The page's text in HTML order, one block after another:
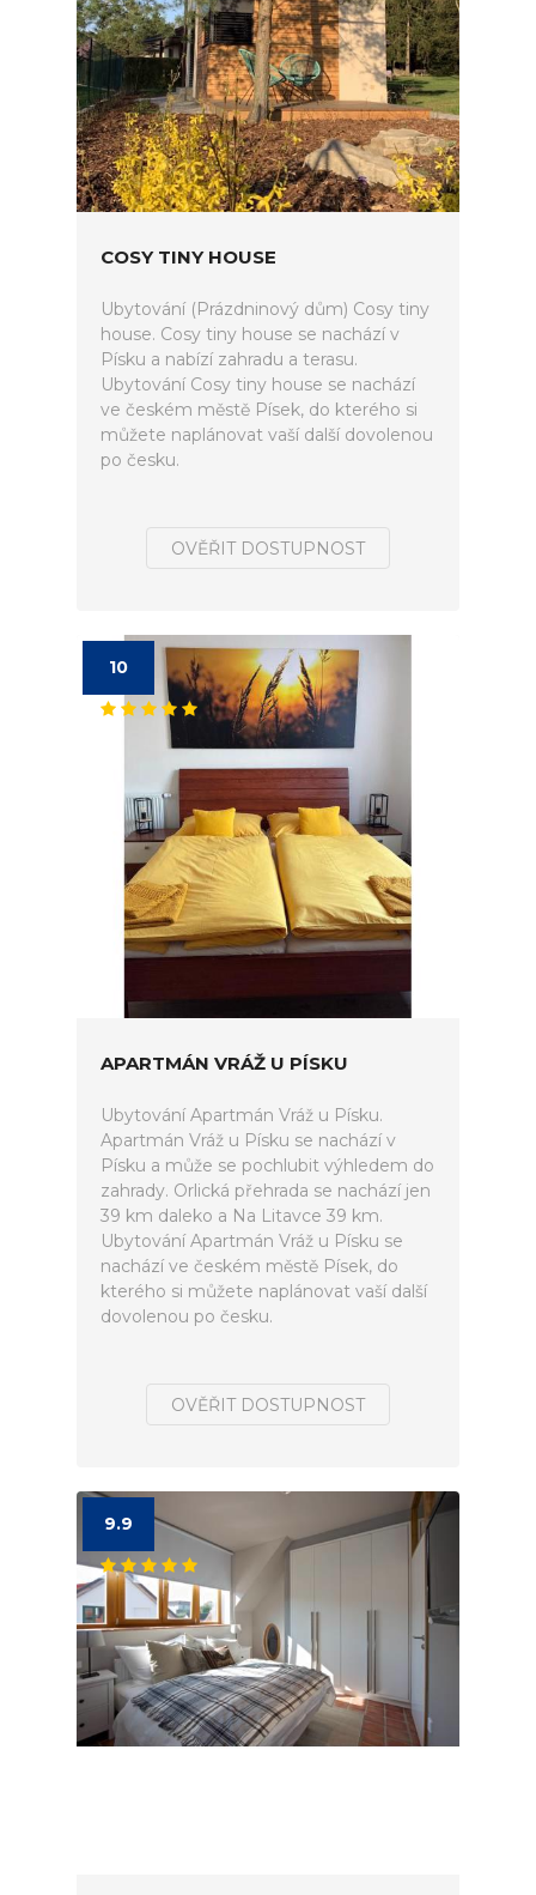
COSY TINY HOUSE
Ubytování (Prázdninový dům) Cosy tiny
house. Cosy tiny house se nachází v
Písku a nabízí zahradu a terasu.
Ubytování Cosy tiny house se nachází
ve českém městě Písek, do kterého si
můžete naplánovat vaší další dovolenou
po česku.
OVĚŘIT DOSTUPNOST
10
APARTMÁN VRÁŽ U PÍSKU
Ubytování Apartmán Vráž u Písku.
Apartmán Vráž u Písku se nachází v
Písku a může se pochlubit výhledem do
zahrady. Orlická přehrada se nachází jen
39 km daleko a Na Litavce 39 km.
Ubytování Apartmán Vráž u Písku se
nachází ve českém městě Písek, do
kterého si můžete naplánovat vaší další
dovolenou po česku.
OVĚŘIT DOSTUPNOST
9.9